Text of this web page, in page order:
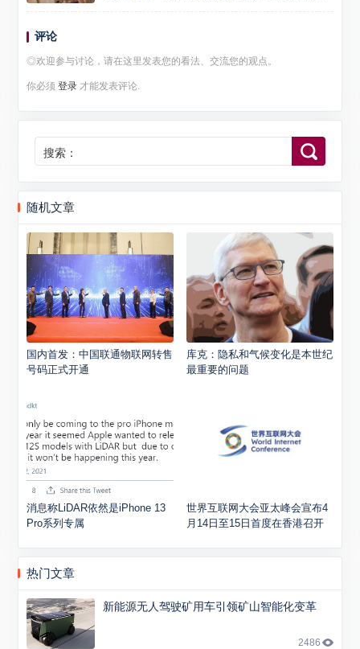
下，芯片制造商及代工商，产能也普遍紧张。 多领域
评论
◎欢迎参与讨论，请在这里发表您的看法、交流您的观点。
你必须登录 才能发表评论.
搜索：
随机文章
国内首发：中国联通物联网转售
号码正式开通
库克：隐私和气候变化是本世纪
最重要的问题
消息称LiDAR依然是iPhone 13
Pro系列专属
世界互联网大会亚太峰会宣布4
月14日至15日首度在香港召开
热门文章
新能源无人驾驶矿用车引领矿山智能化变革
2486